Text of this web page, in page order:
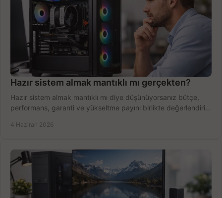
Hazır sistem almak mantıklı mı gerçekten?
Hazır sistem almak mantıklı mı diye düşünüyorsanız bütçe,
performans, garanti ve yükseltme payını birlikte değerlendirin,
4 Haziran 2026